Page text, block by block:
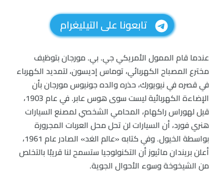
تابعونا على التيليغرام
عندما قام الممول الأمريكي جي. بي. مورجان بتوظيف
مخترع المصباح الكهربائي، توماس إديسون، لتمديد الكهرباء
في قصره في نيويورك، حذره والده جونيوس مورجان بأن
الإضاءة الكهربائية ليست سوى هوس عابر. في عام 1903،
قيل لهوراس راكهام، المحامي الشخصي لمصنع السيارات
هنري فورد، أن السيارات لن تحل محل العربات المجرورة
بواسطة الخيول. وفي كتابه «عالم الغد» الصادر عام 1961،
أعلن بريندان ماثيوز أن التكنولوجيا ستسمح لنا قريبًا بالتخلص
من الشيخوخة وسوء الأحوال الجوية.